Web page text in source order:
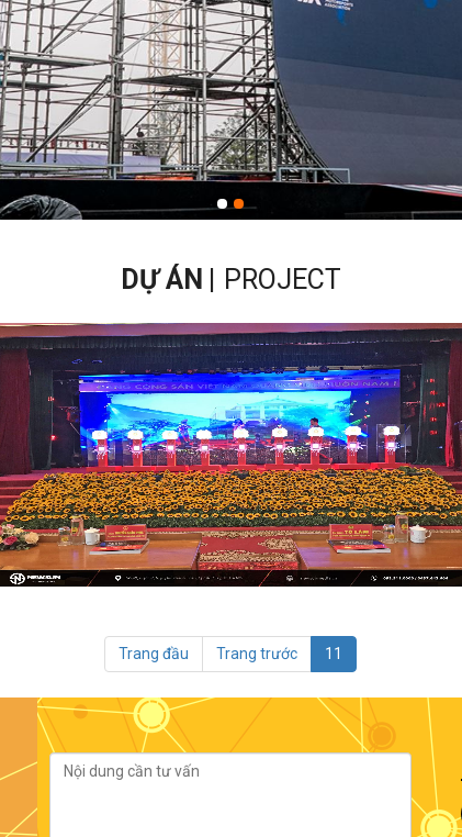
DỰ ÁN PROJECT
Trang đầu Trang trước 11